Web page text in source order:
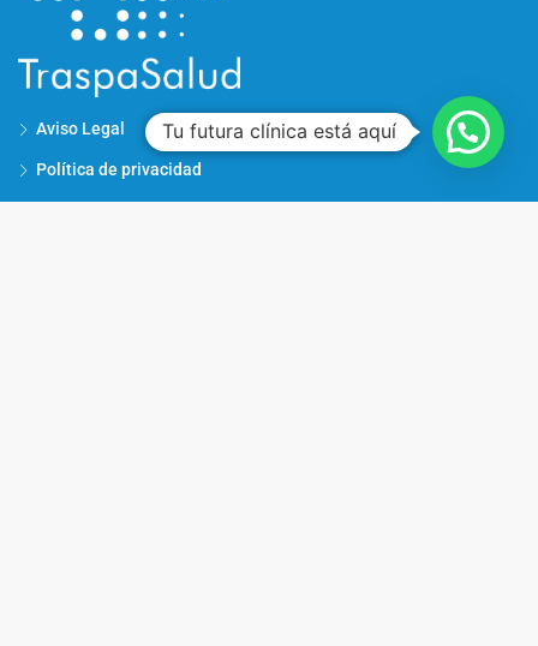
Aviso Legal
Política de privacidad
Tu futura clínica está aquí